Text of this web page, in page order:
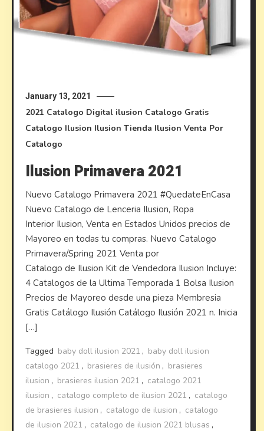
January 13, 2021
2021 Catalogo Digital ilusion Catalogo Gratis
Catalogo Ilusion Ilusion Tienda Ilusion Venta Por
Catalogo
Ilusion Primavera 2021
Nuevo Catalogo Primavera 2021 #QuedateEnCasa
Nuevo Catalogo de Lenceria Ilusion, Ropa
Interior Ilusion, Venta en Estados Unidos precios de
Mayoreo en todas tu compras. Nuevo Catalogo
Primavera/Spring 2021 Venta por
Catalogo de Ilusion Kit de Vendedora Ilusion Incluye:
4 Catalogos de la Ultima Temporada 1 Bolsa Ilusion
Precios de Mayoreo desde una pieza Membresia
Gratis Catálogo Ilusión Catálogo Ilusión 2021 n. Inicia
[…]
Tagged baby doll ilusion 2021 , baby doll ilusion
catalogo 2021 , brasieres de ilusión , brasieres
ilusion , brasieres ilusion 2021 , catalogo 2021
ilusion , catalogo completo de ilusion 2021 , catalogo
de brasieres ilusion , catalogo de ilusion , catalogo
de ilusion 2021 , catalogo de ilusion 2021 blusas ,